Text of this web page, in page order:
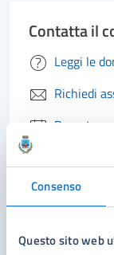
Consenso
Questo sito web
Contatta il
Leggi le
Richiedi
Prenota
Problemi in
Segnala